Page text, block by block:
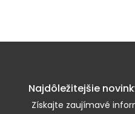
Najdôležitejšie
Získajte zaujímavé